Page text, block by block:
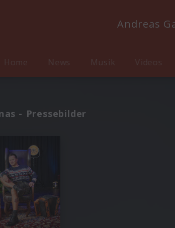
Andreas
Home News Musik Videos
- Pressebilder